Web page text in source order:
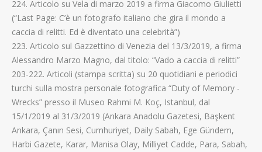
224. Articolo su Vela di marzo 2019 a firma Giacomo Giulietti
(“Last Page: C’è un fotografo italiano che gira il mondo a
caccia di relitti. Ed è diventato una celebrità”)
223. Articolo sul Gazzettino di Venezia del 13/3/2019, a firma
Alessandro Marzo Magno, dal titolo: “Vado a caccia di relitti”
203-222. Articoli (stampa scritta) su 20 quotidiani e periodici
turchi sulla mostra personale fotografica “Duty of Memory -
Wrecks” presso il Museo Rahmi M. Koç, Istanbul, dal
15/1/2019 al 31/3/2019 (Ankara Anadolu Gazetesi, Başkent
Ankara, Çanın Sesi, Cumhuriyet, Daily Sabah, Ege Gündem,
Harbi Gazete, Karar, Manisa Olay, Milliyet Cadde, Para, Sabah,